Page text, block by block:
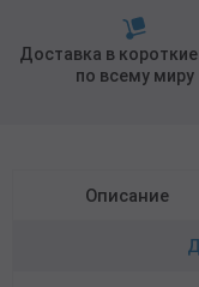
Доставка в
по всему миру
Описание